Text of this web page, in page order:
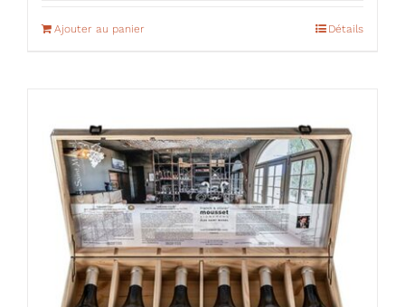
Ajouter au panier Détails